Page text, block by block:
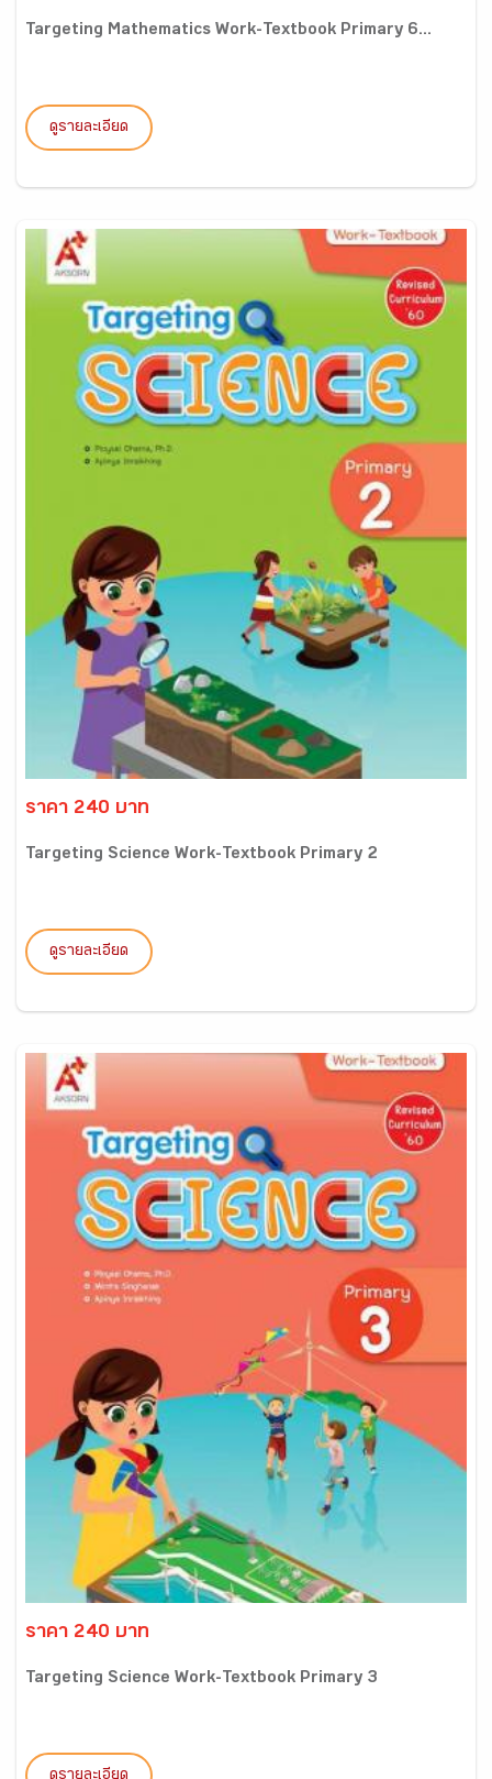
Targeting Mathematics Work-Textbook Primary 6...
ดูรายละเอียด
ราคา 240 บาท
Targeting Science Work-Textbook Primary 2
ดูรายละเอียด
ราคา 240 บาท
Targeting Science Work-Textbook Primary 3